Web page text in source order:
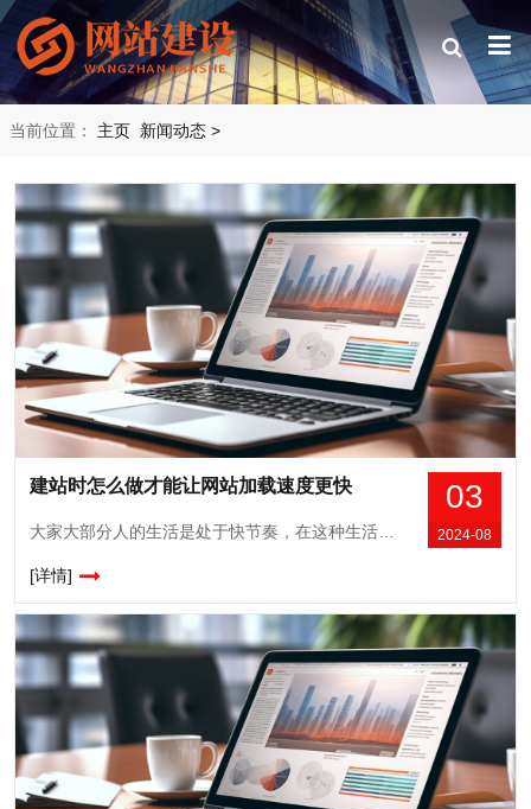
当前位置： 主页 >
新闻动态
03
2024-08
建站时怎么做才能让网站加载速度更快
[详情]